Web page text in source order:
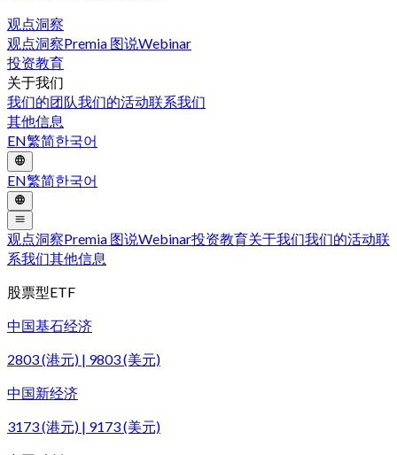
观点洞察
观点洞察Premia 图说Webinar
投资教育
关于我们
我们的团队我们的活动联系我们
其他信息
EN繁简한국어
EN繁简한국어
观点洞察Premia 图说Webinar投资教育关于我们我们的活动联
系我们其他信息
股票型ETF
中国基石经济
2803 (港元) | 9803 (美元)
中国新经济
3173 (港元) | 9173 (美元)